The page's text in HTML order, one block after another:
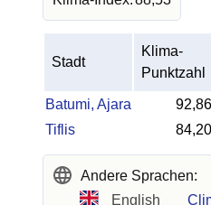
Stadt
Klima-
Punktzahl
Batumi, Ajara
92,86
Tiflis
84,20
Andere Sprachen:
English